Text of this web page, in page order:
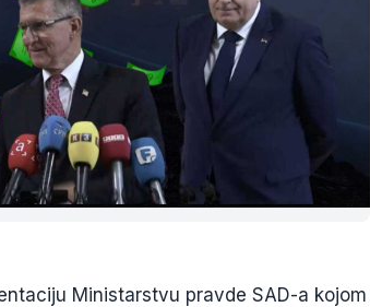
Ministarstvu pravde SAD-a kojom